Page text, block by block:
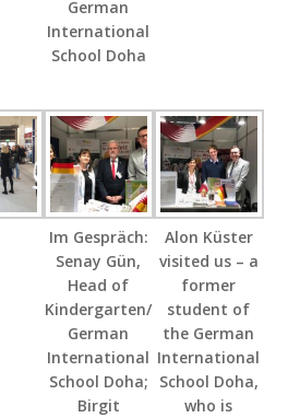
German
International
School Doha
Im Gespräch:
Senay Gün,
Head of
Kindergarten/
German
International
School Doha;
Birgit
Alon Küster
visited us – a
former
student of
the German
International
School Doha,
who is